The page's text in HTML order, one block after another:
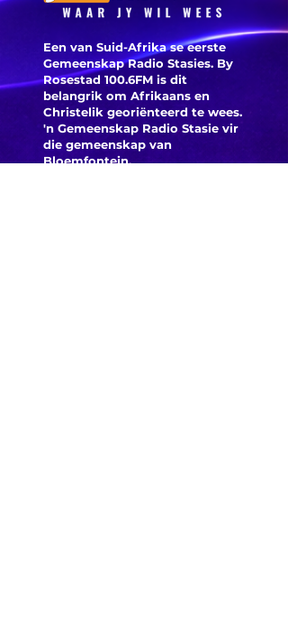
Een van Suid-Afrika se eerste
Gemeenskap Radio Stasies. By
Rosestad 100.6FM is dit
belangrik om Afrikaans en
Christelik georiënteerd te wees.
'n Gemeenskap Radio Stasie vir
die gemeenskap van
Bloemfontein.